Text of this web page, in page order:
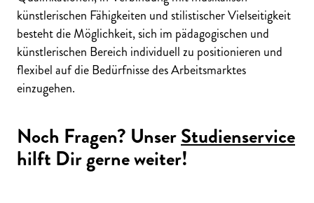
künstlerischen Fähigkeiten und stilistischer Vielseitigkeit
besteht die Möglichkeit, sich im pädagogischen und
künstlerischen Bereich individuell zu positionieren und
flexibel auf die Bedürfnisse des Arbeitsmarktes
einzugehen.
Noch Fragen? UnserStudienservice
hilft Dir gerne weiter!